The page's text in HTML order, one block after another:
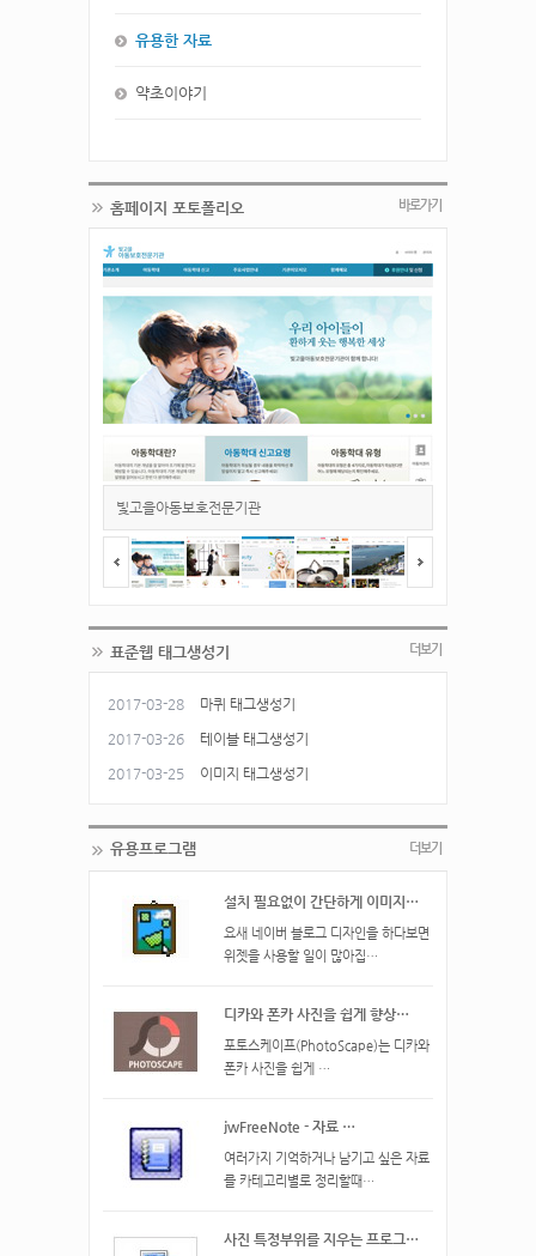
유용한 자료
약초이야기
바로가기
홈페이지 포토폴리오
빛고을아동보호전문기관
<span></span>
더보기
표준웹 태그생성기
2017-03-28 마퀴 태그생성기
2017-03-26 테이블 태그생성기
2017-03-25 이미지 태그생성기
더보기
유용프로그램
설치 필요없이 간단하게 이미지…
요새 네이버 블로그 디자인을 하다보면
위젯을 사용할 일이 많아집…
디카와 폰카 사진을 쉽게 향상…
​포토스케이프(PhotoScape)는 디카와
폰카 사진을 쉽게 …
jwFreeNote - 자료 …
여러가지 기억하거나 남기고 싶은 자료
를 카테고리별로 정리할때…
사진 특정부위를 지우는 프로그…